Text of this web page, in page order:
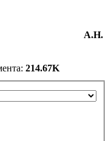
А.Н.
214.67K